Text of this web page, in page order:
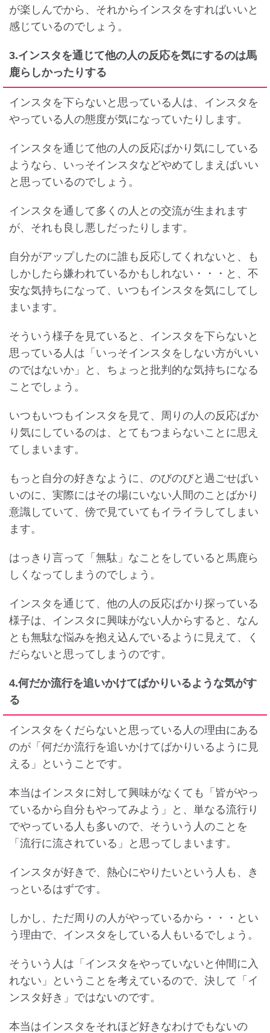
が楽しんでから、それからインスタをすればいいと
感じているのでしょう。
3.インスタを通じて他の人の反応を気にするのは馬
鹿らしかったりする
インスタを下らないと思っている人は、インスタを
やっている人の態度が気になっていたりします。
インスタを通じて他の人の反応ばかり気にしている
ようなら、いっそインスタなどやめてしまえばいい
と思っているのでしょう。
インスタを通して多くの人との交流が生まれます
が、それも良し悪しだったりします。
自分がアップしたのに誰も反応してくれないと、も
しかしたら嫌われているかもしれない・・・と、不
安な気持ちになって、いつもインスタを気にしてし
まいます。
そういう様子を見ていると、インスタを下らないと
思っている人は「いっそインスタをしない方がいい
のではないか」と、ちょっと批判的な気持ちになる
ことでしょう。
いつもいつもインスタを見て、周りの人の反応ばか
り気にしているのは、とてもつまらないことに思え
てしまいます。
もっと自分の好きなように、のびのびと過ごせばい
いのに、実際にはその場にいない人間のことばかり
意識していて、傍で見ていてもイライラしてしまい
ます。
はっきり言って「無駄」なことをしていると馬鹿ら
しくなってしまうのでしょう。
インスタを通じて、他の人の反応ばかり探っている
様子は、インスタに興味がない人からすると、なん
とも無駄な悩みを抱え込んでいるように見えて、く
だらないと思ってしまうのです。
4.何だか流行を追いかけてばかりいるような気がす
る
インスタをくだらないと思っている人の理由にある
のが「何だか流行を追いかけてばかりいるように見
える」ということです。
本当はインスタに対して興味がなくても「皆がやっ
ているから自分もやってみよう」と、単なる流行り
でやっている人も多いので、そういう人のことを
「流行に流されている」と思ってしまいます。
インスタが好きで、熱心にやりたいという人も、き
っといるはずです。
しかし、ただ周りの人がやっているから・・・とい
う理由で、インスタをしている人もいるでしょう。
そういう人は「インスタをやっていないと仲間に入
れない」ということを考えているので、決して「イ
ンスタ好き」ではないのです。
本当はインスタをそれほど好きなわけでもないの